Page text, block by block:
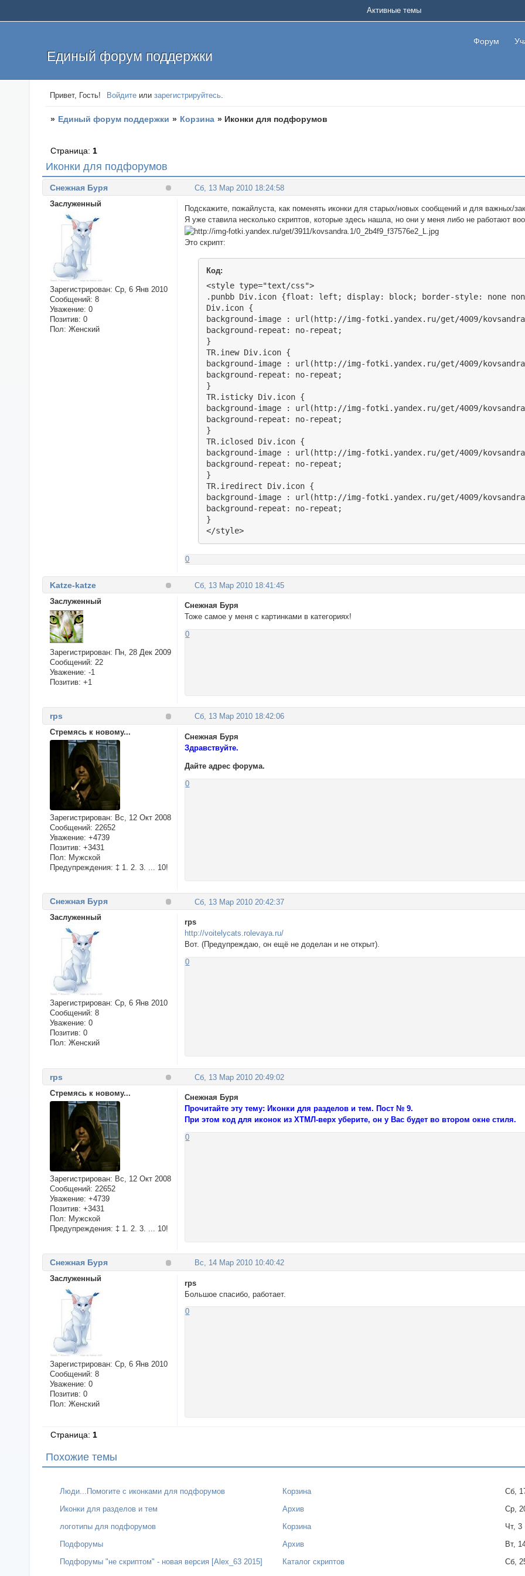
Единый форум поддержки
Форум
Активные темы
Привет, Гость! Войдите илизарегистрируйтесь.
» Единый форум поддержки » Корзина » Иконки для подфорумов
Иконки для подфорумов
Страница: 1
Сб, 13 Мар 2010 18:24:58
Снежная Буря
Заслуженный
Зарегистрирован: Ср, 6 Янв 2010
Сообщений: 8
Уважение: 0
Позитив: 0
Пол: Женский
Подскажите, пожайлуста, как поменять иконки для старых/новых сообщений и для важных/
Я уже ставила несколько скриптов, которые здесь нашла, но они у меня либо не работают
Это скрипт:
Код:
<style type="text/css">
.punbb Div.icon {float: left; display: block; border-style: none
Div.icon {
background-image : url(http://img-fotki.yandex.ru/get/4009/
background-repeat: no-repeat;
}
TR.inew Div.icon {
background-image : url(http://img-fotki.yandex.ru/get/4009/
background-repeat: no-repeat;
}
TR.isticky Div.icon {
background-image : url(http://img-fotki.yandex.ru/get/4009/
background-repeat: no-repeat;
}
TR.iclosed Div.icon {
background-image : url(http://img-fotki.yandex.ru/get/4009/
background-repeat: no-repeat;
}
TR.iredirect Div.icon {
background-image : url(http://img-fotki.yandex.ru/get/4009/
background-repeat: no-repeat;
}
</style>
0
Сб, 13 Мар 2010 18:41:45
Katze-katze
Заслуженный
Зарегистрирован: Пн, 28 Дек 2009
Сообщений: 22
Уважение: -1
Позитив: +1
Снежная Буря
Тоже самое у меня с картинками в категориях!
0
Сб, 13 Мар 2010 18:42:06
rps
Стремясь к новому...
Зарегистрирован: Вс, 12 Окт 2008
Сообщений: 22652
Уважение: +4739
Позитив: +3431
Пол: Мужской
Предупреждения: ‡ 1. 2. 3. ... 10!
Снежная Буря
Здравствуйте.
Дайте адрес форума.
0
Сб, 13 Мар 2010 20:42:37
Снежная Буря
Заслуженный
Зарегистрирован: Ср, 6 Янв 2010
Сообщений: 8
Уважение: 0
Позитив: 0
Пол: Женский
rps
http://voitelycats.rolevaya.ru/
Вот. (Предупреждаю, он ещё не доделан и не открыт).
0
Сб, 13 Мар 2010 20:49:02
rps
Стремясь к новому...
Зарегистрирован: Вс, 12 Окт 2008
Сообщений: 22652
Уважение: +4739
Позитив: +3431
Пол: Мужской
Предупреждения: ‡ 1. 2. 3. ... 10!
Снежная Буря
Прочитайте эту тему: Иконки для разделов и тем. Пост № 9.
При этом код для иконок из ХТМЛ-верх уберите, он у Вас будет во втором окне стиля.
0
Вс, 14 Мар 2010 10:40:42
Снежная Буря
Заслуженный
Зарегистрирован: Ср, 6 Янв 2010
Сообщений: 8
Уважение: 0
Позитив: 0
Пол: Женский
rps
Большое спасибо, работает.
0
Страница: 1
Похожие темы
Люди...Помогите с иконками для подфорумов Корзина
Сб,
Иконки для разделов и тем
Архив
Ср,
логотипы для подфорумов
Корзина
Чт,
Подфорумы
Архив
Вт,
Подфорумы "не скриптом" - новая версия [Alex_63 2015]
Каталог скриптов Сб,